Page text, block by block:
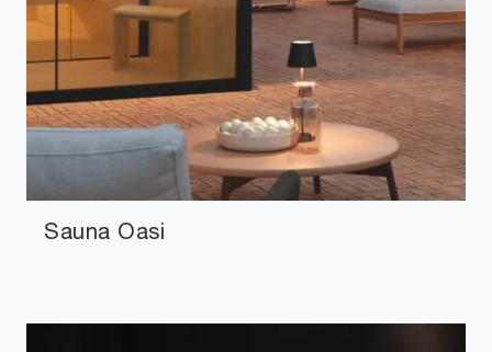
Sauna Oasi